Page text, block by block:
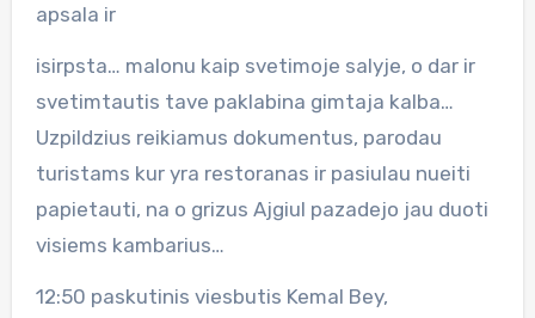
apsala ir
isirpsta… malonu kaip svetimoje salyje, o dar ir
svetimtautis tave paklabina gimtaja kalba…
Uzpildzius reikiamus dokumentus, parodau
turistams kur yra restoranas ir pasiulau nueiti
papietauti, na o grizus Ajgiul pazadejo jau duoti
visiems kambarius…
12:50 paskutinis viesbutis Kemal Bey,